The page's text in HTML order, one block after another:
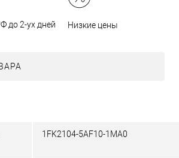
до 2-ух дней Низкие цены
1FK2104-5AF10-1MA0